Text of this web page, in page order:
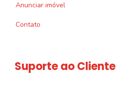
Anunciar imóvel
Contato
Suporte ao Cliente